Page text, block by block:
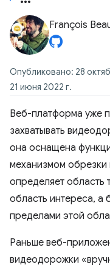
François
Опубликовано: 28
21 июня 2022 г.
Веб-платформа уже
захватывать
она оснащена
механизмом
определяет область
область интереса, а
пределами этой
Раньше веб-
видеодорожки